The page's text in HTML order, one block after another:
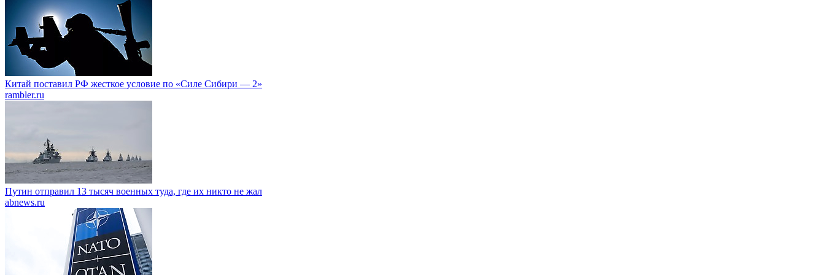
Китай поставил РФ жесткое условие по «Силе Сибири — 2»
rambler.ru
Путин отправил 13 тысяч военных туда, где их никто не жал
abnews.ru